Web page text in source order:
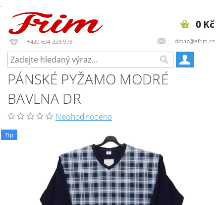
.
+420 604 328 978 dotaz@efrim.cz
0 Kč
PÁNSKÉ PYŽAMO MODRÉ
BAVLNA DR
Neohodnoceno
Tip